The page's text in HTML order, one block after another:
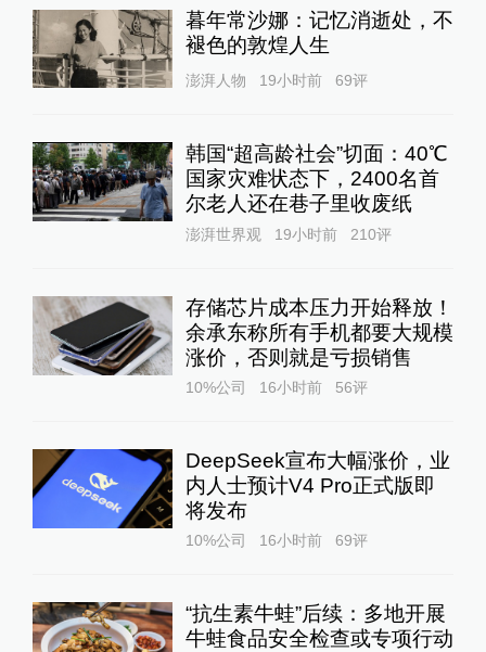
暮年常沙娜：记忆消逝处，不
褪色的敦煌人生
澎湃人物 19小时前 69评
韩国“超高龄社会”切面：40℃
国家灾难状态下，2400名首
尔老人还在巷子里收废纸
澎湃世界观 19小时前 210评
存储芯片成本压力开始释放！
余承东称所有手机都要大规模
涨价，否则就是亏损销售
10%公司 16小时前 56评
DeepSeek宣布大幅涨价，业
内人士预计V4 Pro正式版即
将发布
10%公司 16小时前 69评
“抗生素牛蛙”后续：多地开展
牛蛙食品安全检查或专项行动